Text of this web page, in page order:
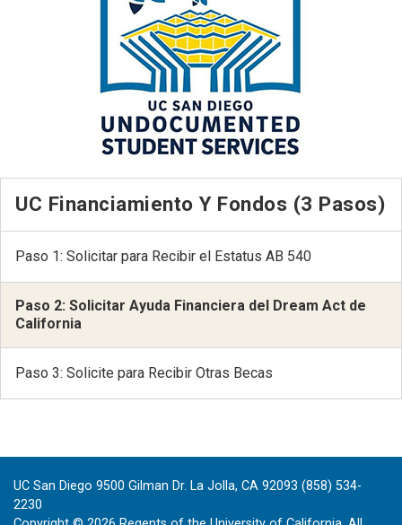
UC Financiamiento Y Fondos (3 Pasos)
Paso 1: Solicitar para Recibir el Estatus AB 540
Paso 2: Solicitar Ayuda Financiera del Dream Act de
California
Paso 3: Solicite para Recibir Otras Becas
UC San Diego 9500 Gilman Dr. La Jolla, CA 92093 (858) 534-
2230